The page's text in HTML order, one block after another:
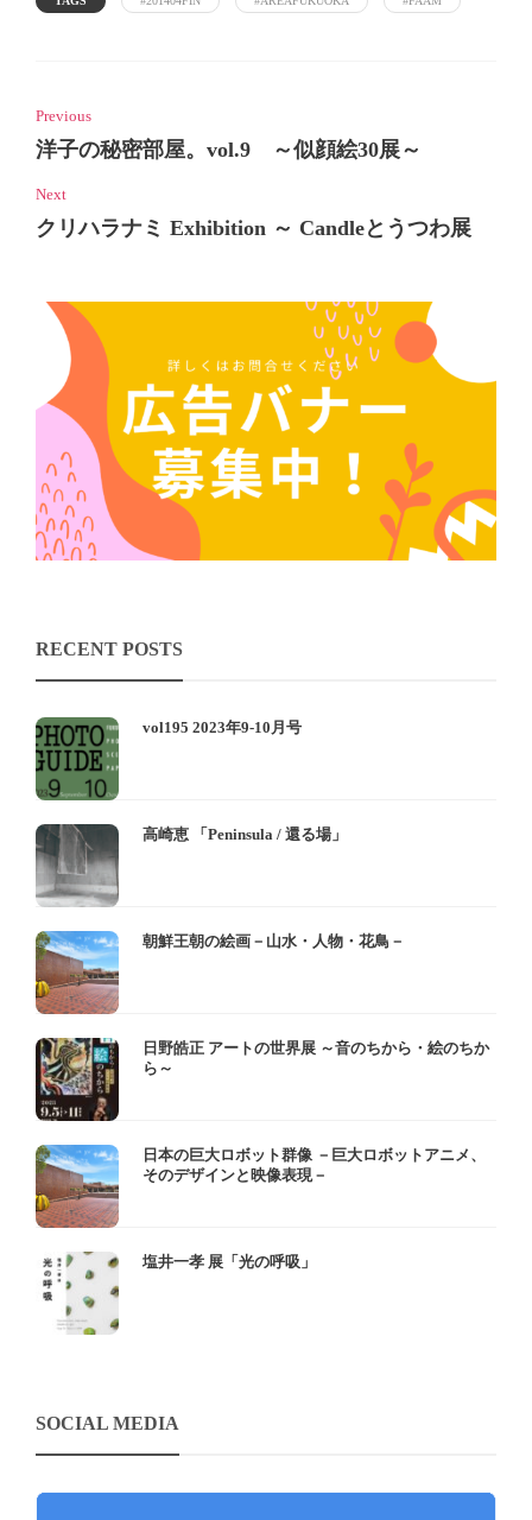
Previous
洋子の秘密部屋。vol.9 ～似顔絵30展～
Next
クリハラナミ Exhibition ～ Candleとうつわ展
RECENT POSTS
vol195 2023年9-10月号
高崎恵 「Peninsula / 還る場」
朝鮮王朝の絵画－山水・人物・花鳥－
日野皓正 アートの世界展 ～音のちから・絵のちか
ら～
日本の巨大ロボット群像 －巨大ロボットアニメ、
そのデザインと映像表現－
塩井一孝 展「光の呼吸」
SOCIAL MEDIA